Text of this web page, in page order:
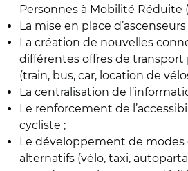
Personnes à Mobilité Réduite
La mise en place d’ascenseurs
La création de nouvelles
différentes offres de transport
(train, bus, car, location de
La centralisation de
Le renforcement de
cycliste ;
Le développement de modes
alternatifs (vélo, taxi,